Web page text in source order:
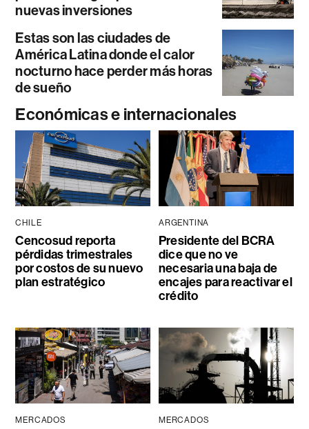
nuevas inversiones
Estas son las ciudades de
América Latina donde el calor
nocturno hace perder más horas
de sueño
Económicas e internacionales
CHILE
Cencosud reporta
pérdidas trimestrales
por costos de su nuevo
plan estratégico
ARGENTINA
Presidente del BCRA
dice que no ve
necesaria una baja de
encajes para reactivar el
crédito
MERCADOS MERCADOS